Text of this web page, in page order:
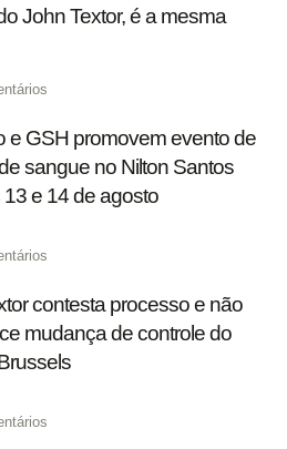
John Textor, é a mesma
e GSH promovem evento de
sangue no Nilton Santos
13 e 14 de agosto
contesta processo e não
mudança de controle do